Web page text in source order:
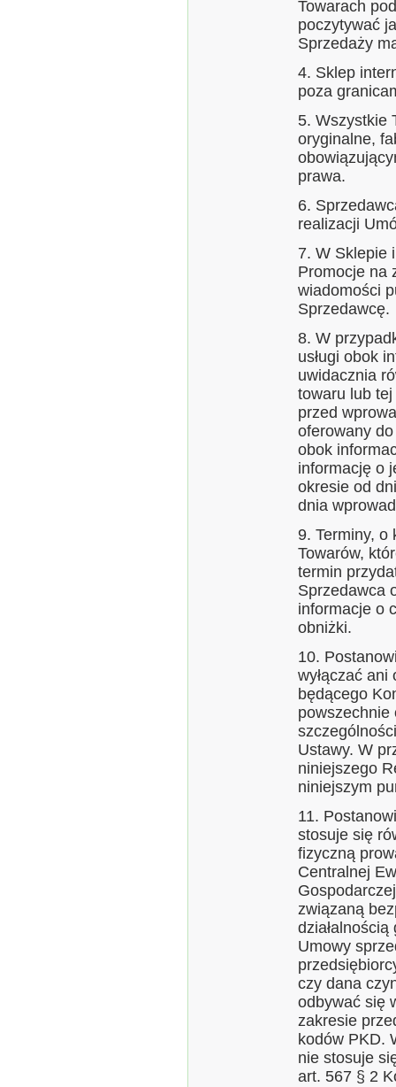
Towarach
poczytywać
Sprzedaży
4. Sklep
poza
5. Wszystkie
oryginalne,
prawa.
6.
realizacji
7. W Sklepie
Promocje na
wiadomości
Sprzedawcę.
8. W
usługi obok
uwidacznia
towaru lub tej
przed
oferowany
obok
informację o
okresie od
dnia
9. Terminy, o
Towarów,
termin
Sprzedawca
informacje o
obniżki.
10.
wyłączać
będącego
powszechnie
Ustawy. W
niniejszego
niniejszym
11.
stosuje się
fizyczną
Centralnej
związaną
Umowy
czy dana
odbywać się
zakresie
kodów PKD.
nie stosuje
art. 567 § 2